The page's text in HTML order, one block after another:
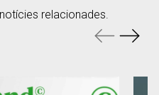
relacionades.